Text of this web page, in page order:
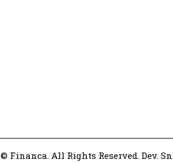
© Financa. All Rights Reserved. Dev.